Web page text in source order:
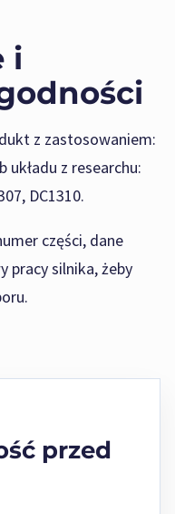
i
z zastosowaniem:
układu z researchu:
DC1310.
części, dane
pracy silnika, żeby
przed